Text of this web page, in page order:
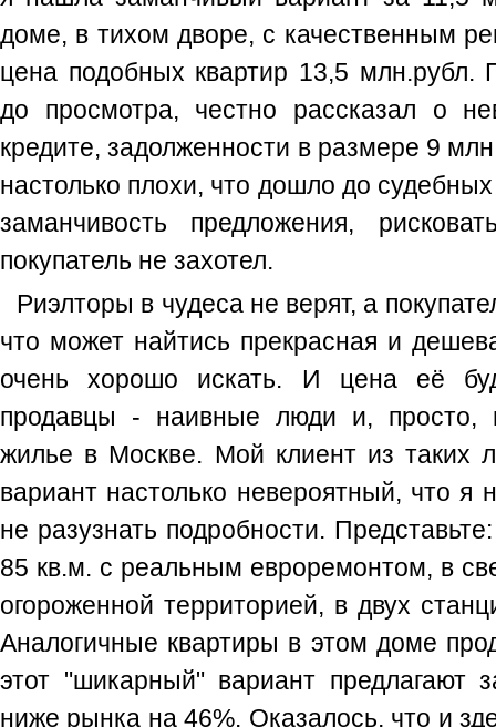
доме, в тихом дворе, с качественным
цена подобных квартир 13,5 млн.рубл.
до просмотра, честно рассказал о
кредите, задолженности в размере 9
настолько плохи, что дошло до
заманчивость предложения,
покупатель не захотел.
Риэлторы в чудеса не верят, а
что может найтись прекрасная и
очень хорошо искать. И цена её
продавцы - наивные люди и, просто,
жилье в Москве. Мой клиент из таких
вариант настолько невероятный, что я
не разузнать подробности.
85 кв.м. с реальным евроремонтом, в
огороженной территорией, в двух
Аналогичные квартиры в этом доме
этот "шикарный" вариант предлагают
ниже рынка на 46%. Оказалось, что и